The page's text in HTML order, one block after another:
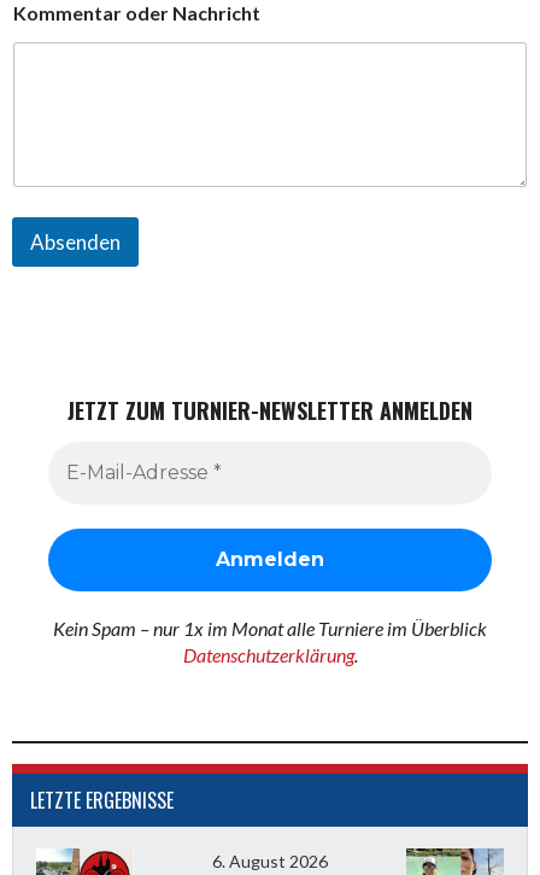
Kommentar oder Nachricht
Absenden
JETZT ZUM TURNIER-NEWSLETTER ANMELDEN
Kein Spam – nur 1x im Monat alle Turniere im Überblick
Datenschutzerklärung.
LETZTE ERGEBNISSE
6. August 2026